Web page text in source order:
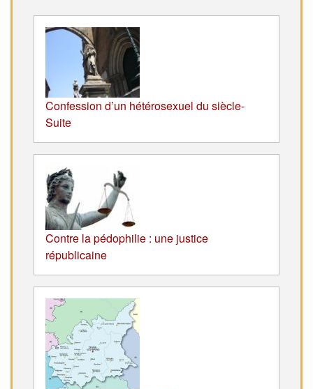
Confession d’un hétérosexuel du siècle-
Suite
Contre la pédophilie : une justice
républicaine